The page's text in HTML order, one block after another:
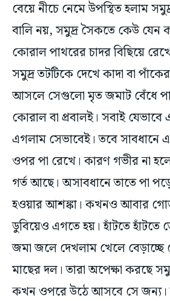
বালি নয়, সমুদ্র সৈকতে কেউ যেন
কোরাল পাথরের চাদর বিছিয়ে
সমুদ্র তটটিকে দেখে কাদা বা
আসলে সেগুলো মৃত জমাট বেঁধে
কোরাল বা প্রবালই। সবাই
এগলাম সেভাবেই। তবে সাবধানে
ওপর পা রেখে। কারণ গভীর না
গর্ত আছে। অসাবধানে তাতে পা
হওয়ার আশঙ্কা। কখনও আবার
ডুবিয়েও এগতে হয়। হাঁটতে
জমা জলে দেখলাম খেলে বেড়াচ্ছে
মাছের দল। তারা অপেক্ষা করছে
কখন ওপরে উঠে আসবে সে জন্য।
ফিরে যাবে সমুদ্রে। এই সমুদ্র তটে